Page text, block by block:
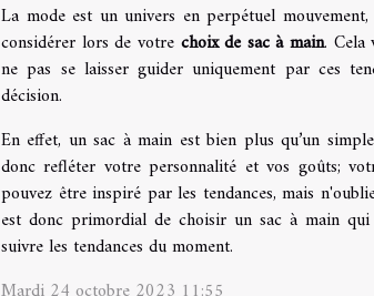
La mode est un univers en perpétuel
considérer lors de votre choix de sac à main. Cela
ne pas se laisser guider uniquement par ces
décision.
En effet, un sac à main est bien plus qu’un
donc refléter votre personnalité et vos goûts;
pouvez être inspiré par les tendances, mais
est donc primordial de choisir un sac à main
suivre les tendances du moment.